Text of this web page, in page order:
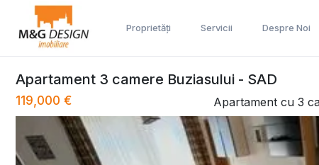
Proprietăți Servicii Despre Noi
Apartament 3 camere Buziasului - SAD
119,000 € Apartament cu 3